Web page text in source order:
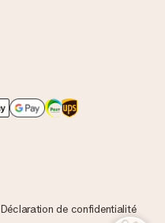
Déclaration de confidentialité